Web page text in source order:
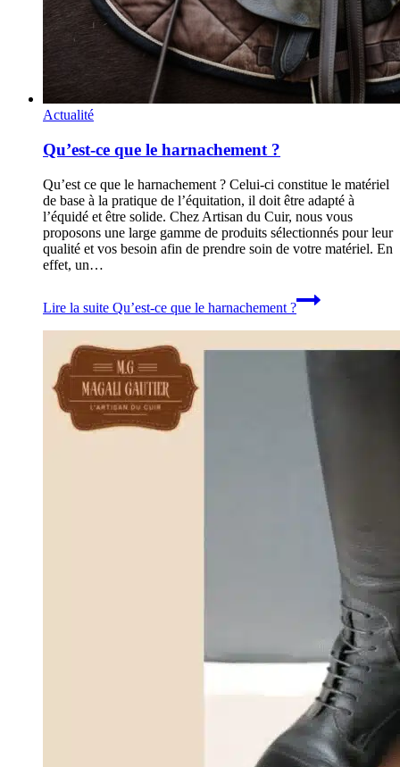
Actualité
Qu’est-ce que le harnachement ?
Qu’est ce que le harnachement ? Celui-ci constitue le matériel
de base à la pratique de l’équitation, il doit être adapté à
l’équidé et être solide. Chez Artisan du Cuir, nous vous
proposons une large gamme de produits sélectionnés pour leur
qualité et vos besoin afin de prendre soin de votre matériel. En
effet, un…
Lire la suite Qu’est-ce que le harnachement ?